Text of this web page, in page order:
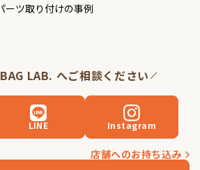
ーツ取り付けの事例
LAB. へご相談ください
LINE Instagram
店舗へのお持ち込み